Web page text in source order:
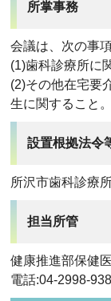
所掌事務
会議は、次の事
(1)歯科診療所に
(2)その他在宅要
生に関すること。
設置根拠法令
所沢市歯科診療
担当所管
健康推進部保健
電話:04-2998-